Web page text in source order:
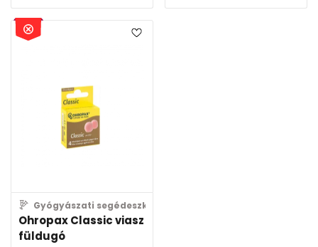
Gyógyászati segédeszköz
Ohropax Classic viasz
füldugó